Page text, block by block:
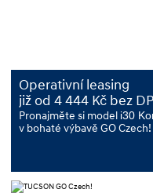
Operativní leasing
již od 4 444 Kč bez
Pronajměte si model i30
v bohaté výbavě GO